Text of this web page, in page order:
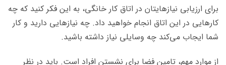
برای ارزیابی نیازهایتان در اتاق کار خانگی، به این فکر کنید که چه
کارهایی در این اتاق انجام خواهید داد. چه نیازهایی دارید و کار
شما ایجاب می‌کند چه وسایلی نیاز داشته باشید.
از موارد مهم، تامین فضا برای نشستن افراد است. باید در نظر